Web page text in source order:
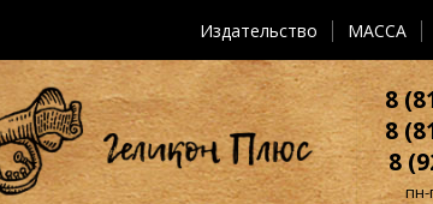
Издательство MACCA
8
8
8
пн-